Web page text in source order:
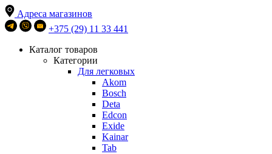
Адреса магазинов
+375 (29) 11 33 441
Каталог товаров
Категории
Для легковых
Akom
Bosch
Deta
Edcon
Exide
Kainar
Tab